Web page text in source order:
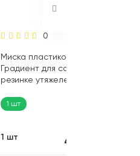
0
Миска пластиковая Triol
Градиент для собак на
резинке утяжеленная
1 шт
1 шт 498